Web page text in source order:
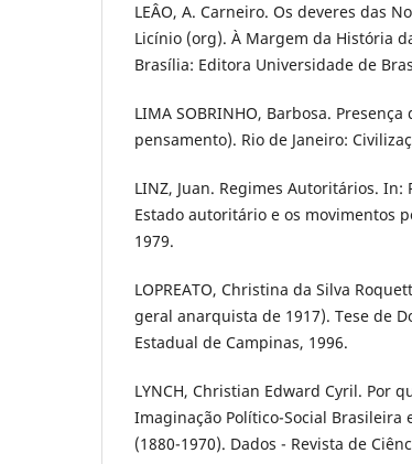
LEÂO, A. Carneiro. Os deveres das
Licínio (org). À Margem da História
Brasília: Editora Universidade de
LIMA SOBRINHO, Barbosa.
pensamento). Rio de Janeiro:
LINZ, Juan. Regimes Autoritários. In:
Estado autoritário e os movimentos
1979.
LOPREATO, Christina da Silva
geral anarquista de 1917). Tese de
Estadual de Campinas, 1996.
LYNCH, Christian Edward Cyril. Por
Imaginação Político-Social Brasileira
(1880-1970). Dados - Revista de